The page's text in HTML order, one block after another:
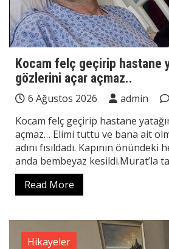
Kocam felç geçirip hastane
gözlerini açar açmaz..
6 Ağustos 2026 admin
Kocam felç geçirip hastane
açmaz… Elimi tuttu ve bana ait
adını fısıldadı. Kapının
anda bembeyaz kesildi.Murat’la
Read More
Hikayeler